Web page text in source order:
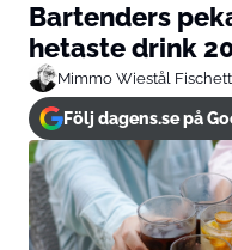
Bartenders
hetaste drink
Mimmo Wiestål
Följ dagens.se på